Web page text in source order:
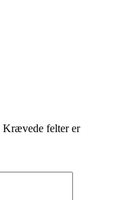
Krævede felter er